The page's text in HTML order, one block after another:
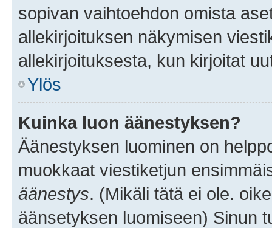
sopivan vaihtoehdon omista
allekirjoituksen näkymisen
allekirjoituksesta, kun kirjoitat
Ylös
Kuinka luon äänestyksen?
Äänestyksen luominen on
muokkaat viestiketjun
äänestys. (Mikäli tätä ei ole.
äänsetyksen luomiseen) Sinun